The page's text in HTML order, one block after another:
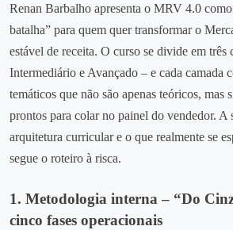
Renan Barbalho apresenta o MRV 4.0
batalha” para quem quer transformar o
estável de receita. O curso se divide em três
Intermediário e Avançado – e cada camada
temáticos que não são apenas teóricos, mas
prontos para colar no painel do vendedor. A
arquitetura curricular e o que realmente se
segue o roteiro à risca.
1. Metodologia interna – “Do
cinco fases operacionais